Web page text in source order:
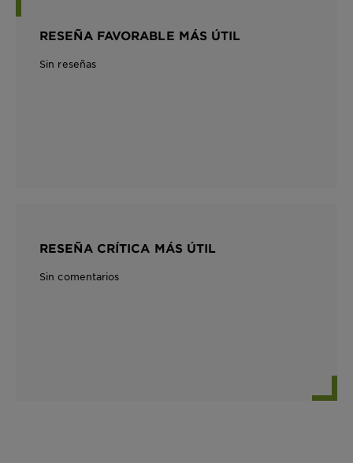
RESEÑA FAVORABLE MÁS ÚTIL
Sin reseñas
RESEÑA CRÍTICA MÁS ÚTIL
Sin comentarios